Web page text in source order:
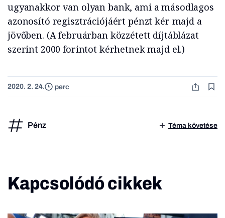
ugyanakkor van olyan bank, ami a másodlagos
azonosító regisztrációjáért pénzt kér majd a
jövőben. (A februárban közzétett díjtáblázat
szerint 2000 forintot kérhetnek majd el.)
2020. 2. 24. perc
Pénz Téma követése
Kapcsolódó cikkek